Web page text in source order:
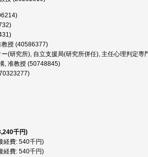
教授 (40586377)
(研究所), 自立支援局(研究所併任), 主任心理判定専
, 准教授 (50748845)
千円)
経費: 540千円)
経費: 540千円)